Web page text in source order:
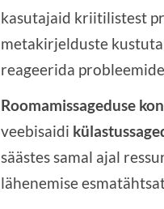
kasutajaid kriitilistest
metakirjelduste
reageerida
Roomamissageduse
veebisaidi
säästes samal ajal
lähenemise